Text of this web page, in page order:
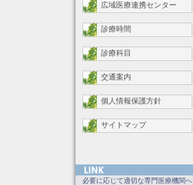
広域医療連携センター
診療時間
診療科目
交通案内
個人情報保護方針
サイトマップ
必要に応じて適切な専門医療機関へ